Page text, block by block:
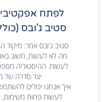
לפתח
סטיב ג'ובס
סטיב ג'ובס אמר: מיקוד
מה לא לעשות, חשוב
לעשות. ההיסטוריה
יצר סדרה של
איך אנחנו יכולים
לעשות פחות משימות,